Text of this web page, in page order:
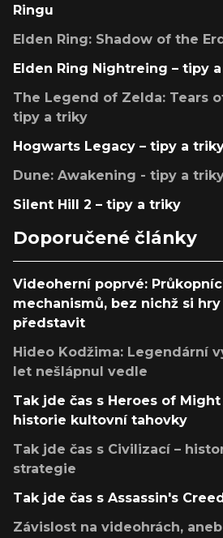
Ringu
Elden Ring: Shadow of the
Elden Ring Nightreing – tipy
The Legend of Zelda: Tears
tipy a triky
Hogwarts Legacy – tipy a
Dune: Awakening - tipy a
Silent Hill 2 – tipy a triky
Doporučené články
Videoherní poprvé:
mechanismů, bez nichž si
představit
Hideo Kodžima: Legendární
let nešlápnul vedle
Tak jde čas s Heroes of
historie kultovní tahovky
Tak jde čas s Civilizací –
strategie
Tak jde čas s Assassin's
Závislost na videohrách,